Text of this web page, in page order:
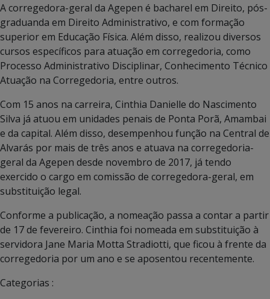
A corregedora-geral da Agepen é bacharel em Direito, pós-
graduanda em Direito Administrativo, e com formação
superior em Educação Física. Além disso, realizou diversos
cursos específicos para atuação em corregedoria, como
Processo Administrativo Disciplinar, Conhecimento Técnico
Atuação na Corregedoria, entre outros.
Com 15 anos na carreira, Cinthia Danielle do Nascimento
Silva já atuou em unidades penais de Ponta Porã, Amambai
e da capital. Além disso, desempenhou função na Central de
Alvarás por mais de três anos e atuava na corregedoria-
geral da Agepen desde novembro de 2017, já tendo
exercido o cargo em comissão de corregedora-geral, em
substituição legal.
Conforme a publicação, a nomeação passa a contar a partir
de 17 de fevereiro. Cinthia foi nomeada em substituição à
servidora Jane Maria Motta Stradiotti, que ficou à frente da
corregedoria por um ano e se aposentou recentemente.
Categorias :